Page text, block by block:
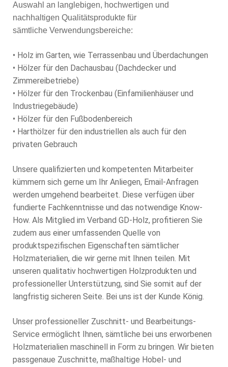
Auswahl an langlebigen, hochwertigen und
nachhaltigen Qualitätsprodukte für
sämtliche Verwendungsbereiche:
• Holz im Garten, wie Terrassenbau und Überdachungen
• Hölzer für den Dachausbau (Dachdecker und
Zimmereibetriebe)
• Hölzer für den Trockenbau (Einfamilienhäuser und
Industriegebäude)
• Hölzer für den Fußbodenbereich
• Harthölzer für den industriellen als auch für den
privaten Gebrauch
Unsere qualifizierten und kompetenten Mitarbeiter
kümmern sich gerne um Ihr Anliegen, Email-Anfragen
werden umgehend bearbeitet. Diese verfügen über
fundierte Fachkenntnisse und das notwendige Know-
How. Als Mitglied im Verband GD-Holz, profitieren Sie
zudem aus einer umfassenden Quelle von
produktspezifischen Eigenschaften sämtlicher
Holzmaterialien, die wir gerne mit Ihnen teilen. Mit
unseren qualitativ hochwertigen Holzprodukten und
professioneller Unterstützung, sind Sie somit auf der
langfristig sicheren Seite. Bei uns ist der Kunde König.
Unser professioneller Zuschnitt- und Bearbeitungs-
Service ermöglicht Ihnen, sämtliche bei uns erworbenen
Holzmaterialien maschinell in Form zu bringen. Wir bieten
passgenaue Zuschnitte, maßhaltige Hobel- und